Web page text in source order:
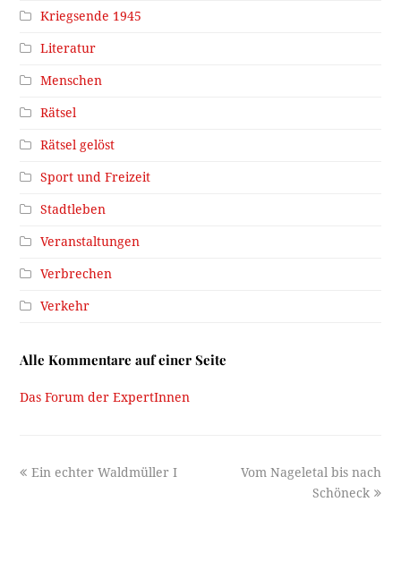
Kriegsende 1945
Literatur
Menschen
Rätsel
Rätsel gelöst
Sport und Freizeit
Stadtleben
Veranstaltungen
Verbrechen
Verkehr
Alle Kommentare auf einer Seite
Das Forum der ExpertInnen
previous
Ein echter Waldmüller I
next
Vom Nageletal bis nach
Schöneck